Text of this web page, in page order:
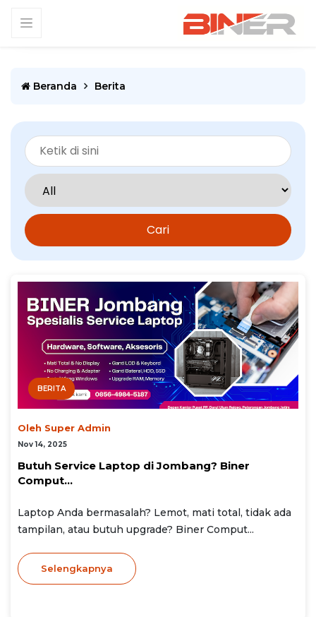
Beranda Berita
Cari
BERITA
Oleh Super Admin
Nov 14, 2025
Butuh Service Laptop di Jombang? Biner
Comput...
Laptop Anda bermasalah? Lemot, mati total, tidak ada
tampilan, atau butuh upgrade? Biner Comput...
Selengkapnya